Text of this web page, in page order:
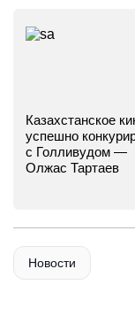
Казахстанское
успешно
с Голливудом —
Олжас Тартаев
Новости